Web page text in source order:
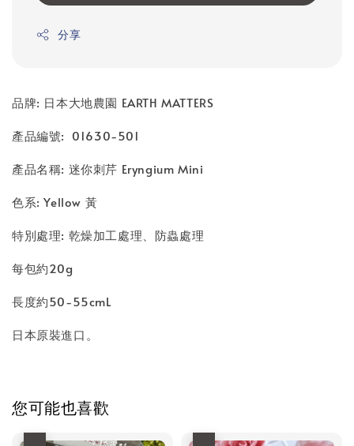
分享
品牌: 日本大地農園 EARTH MATTERS
產品編號: 01630-501
產品名稱: 迷你刺芹 Eryngium Mini
色系: Yellow 黃
特別處理: 乾燥加工處理、防蟲處理
每包約20g
長度約50-55cmL
日本原裝進口。
您可能也喜歡